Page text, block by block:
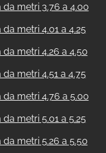
metri 3.76 a 4.00
metri 4.01 a 4.25
metri 4.26 a 4.50
metri 4.51 a 4.75
metri 4.76 a 5.00
metri 5.01 a 5.25
metri 5.26 a 5.50